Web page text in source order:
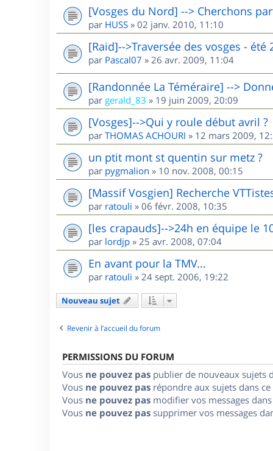
[Vosges du Nord] --> Cherchons
par HUSS » 02 janv. 2010, 11:10
[Raid]-->Traversée des vosges - été
par Pascal07 » 26 avr. 2009, 11:04
[Randonnée La Téméraire] -->
par gerald_83 » 19 juin 2009, 20:09
[Vosges]-->Qui y roule début avril ?
par THOMAS ACHOURI » 12 mars 2009,
un ptit mont st quentin sur metz ?
par pygmalion » 10 nov. 2008, 00:15
[Massif Vosgien] Recherche
par ratouli » 06 févr. 2008, 10:35
[les crapauds]-->24h en équipe le
par lordjp » 25 avr. 2008, 07:04
En avant pour la TMV...
par ratouli » 24 sept. 2006, 19:22
Nouveau sujet
Revenir à l’accueil du forum
PERMISSIONS DU FORUM
Vous ne pouvez pas publier de nouveaux sujets
Vous ne pouvez pas répondre aux sujets dans
Vous ne pouvez pas modifier vos messages
Vous ne pouvez pas supprimer vos messages